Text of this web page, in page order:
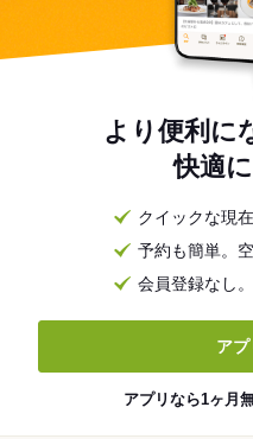
より便利に
快適
クイックな現
予約も簡単。
会員登録なし
アプ
アプリなら1ヶ月